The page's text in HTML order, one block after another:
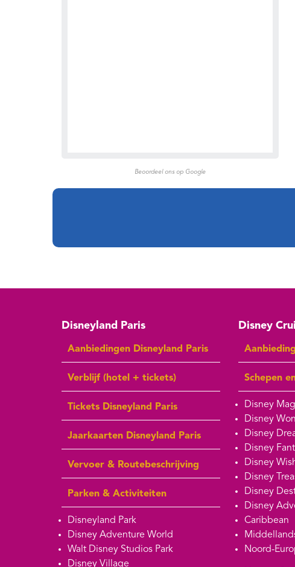
Beoordeel ons op Google
Disneyland Paris
Aanbiedingen Disneyland Paris
Verblijf (hotel + tickets)
Tickets Disneyland Paris
Jaarkaarten Disneyland Paris
Vervoer & Routebeschrijving
Parken & Activiteiten
Disneyland Park
Disney Adventure World
Walt Disney Studios Park
Disney Village
Disney
Schepen
Disney
Disney
Disney
Disney
Disney
Disney
Disney
Disney
Caribbean
Noord-